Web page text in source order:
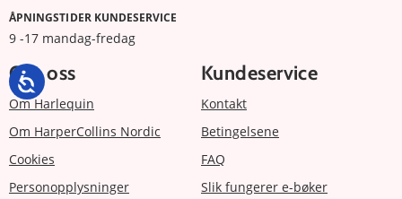
ÅPNINGSTIDER KUNDESERVICE
9 -17 mandag-fredag
Om oss
Om Harlequin
Om HarperCollins Nordic
Cookies
Personopplysninger
Kundeservice
Kontakt
Betingelsene
FAQ
Slik fungerer e-bøker